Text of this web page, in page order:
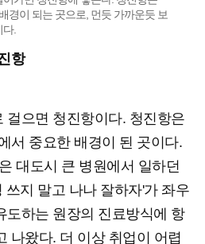
경이 되는 곳으로, 먼듯 가까운듯 보
.
항
걸으면 청진항이다. 청진항은
서 중요한 배경이 된 곳이다.
대도시 큰 병원에서 일하던
쓰지 말고 나나 잘하자'가 좌우
도하는 원장의 진료방식에 항
나왔다. 더 이상 취업이 어렵